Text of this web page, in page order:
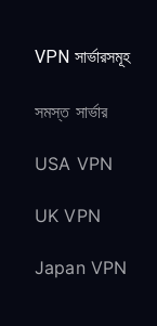
VPN সার্ভারসমূহ
সমস্ত সার্ভার
USA VPN
UK VPN
Japan VPN